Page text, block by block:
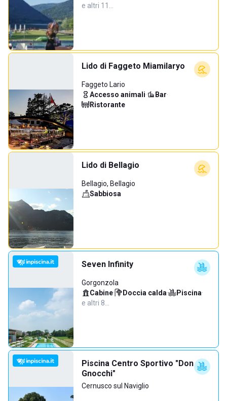
e altri 11…
Lido di Faggeto Miamilaryo
Faggeto Lario
Accesso animali· Bar·
Ristorante
Lido di Bellagio
Bellagio, Bellagio
Sabbiosa
Seven Infinity
Gorgonzola
Cabine· Doccia calda· Piscina·
e altri 8…
Piscina Centro Sportivo "Don
Gnocchi"
Cernusco sul Naviglio